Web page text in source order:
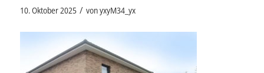
10. Oktober 2025 / vonyxyM34_yx